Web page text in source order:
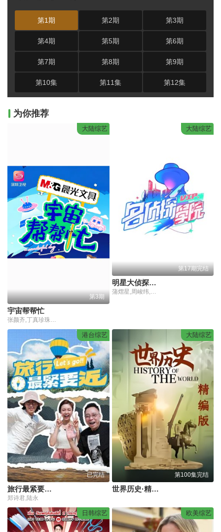
第1期 第2期 第3期
第4期 第5期 第6期
第7期 第8期 第9期
第10集 第11集 第12集
为你推荐
大陆综艺
第3期
宇宙帮帮忙
张颜齐,丁真珍珠,井胧,余宇涵
大陆综艺
第17期完结
明星大侦探之明侦探学院第1季
港台综艺
已完结
旅行最紧要近粤语
郑诗君,陆永
大陆综艺
第100集完结
世界历史·精编版
日韩综艺 欧美综艺